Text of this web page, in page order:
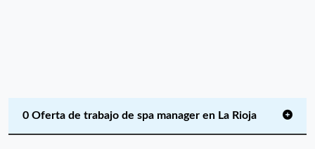
0 Oferta de trabajo de spa manager en La Rioja